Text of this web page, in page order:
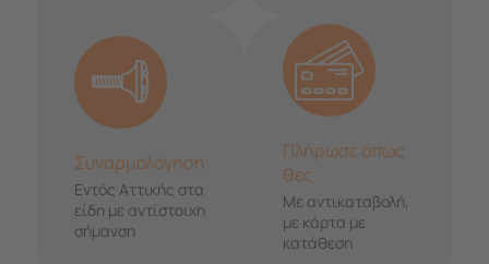
Συναρμολόγηση
Εντός Αττικής στα
είδη με αντίστοιχη
σήμανση
Πλήρωσε όπως
θες
Με αντικαταβολή,
με κάρτα με
κατάθεση